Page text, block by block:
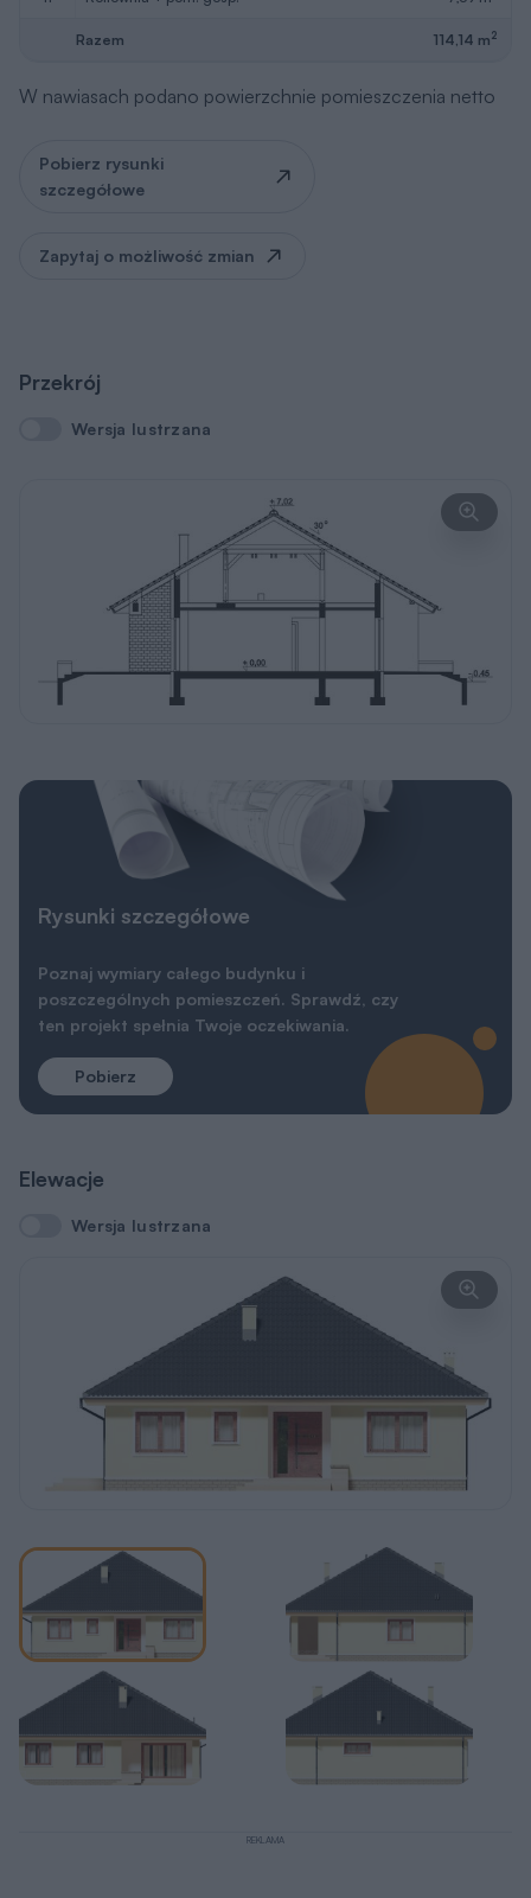
Razem 114,14 m2
W nawiasach podano powierzchnie pomieszczenia netto
Pobierz rysunki
szczegółowe
Zapytaj o możliwość zmian
Przekrój
Wersja lustrzana
Wersja lustrzana
Rysunki szczegółowe
Poznaj wymiary całego budynku i
poszczególnych pomieszczeń. Sprawdź, czy
ten projekt spełnia Twoje oczekiwania.
Pobierz
Elewacje
Wersja lustrzana
Wersja lustrzana
REKLAMA